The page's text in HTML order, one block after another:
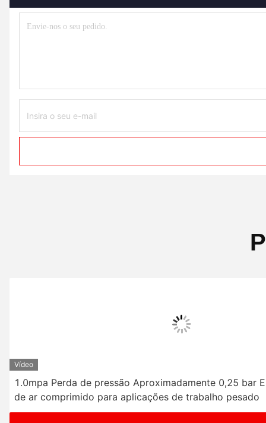
Vídeo
1.0mpa Perda de pressão Aproximadamente 0,25 bar
de ar comprimido para aplicações de trabalho pesado